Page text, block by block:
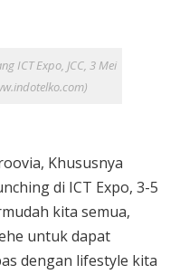
ICT Expo, JCC, 3 Mei
Khususnya
di ICT Expo, 3-5
kita semua,
untuk dapat
dengan lifestyle kita